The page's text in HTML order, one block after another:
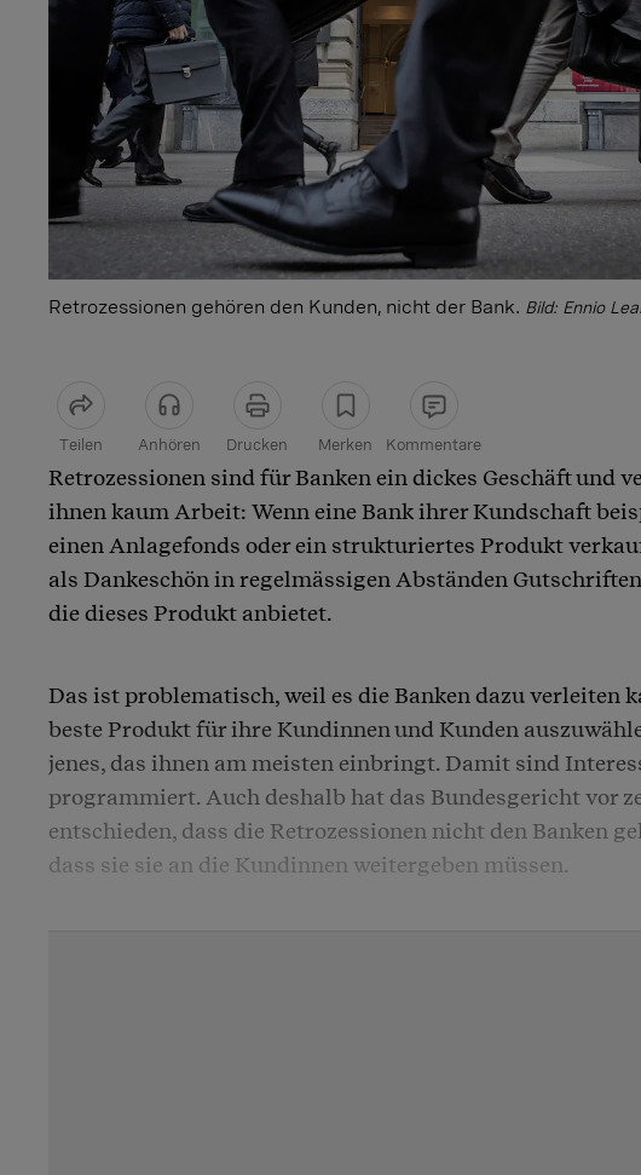
Retrozessionen gehören den Kunden, nicht der Bank. Bild: Ennio
Teilen Anhören Drucken Merken Kommentare
Artikel teilen
Retrozessionen sind für Banken ein dickes Geschäft und
ihnen kaum Arbeit: Wenn eine Bank ihrer Kundschaft
einen Anlagefonds oder ein strukturiertes Produkt
als Dankeschön in regelmässigen Abständen
die dieses Produkt anbietet.
Das ist problematisch, weil es die Banken dazu verleiten
beste Produkt für ihre Kundinnen und Kunden
jenes, das ihnen am meisten einbringt. Damit sind
programmiert. Auch deshalb hat das Bundesgericht vor
entschieden, dass die Retrozessionen nicht den Banken
dass sie sie an die Kundinnen weitergeben müssen.